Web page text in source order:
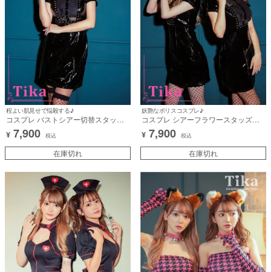
程よい肌見せで悩殺する♪
コスプレ バストシアー切替スタッズ
エナメルレザーポリス [2点セット] (ワ
ンピース/帽子)【ハロウィン】[tk-
hwcc22144a]
¥ 7,900 税込
在庫切れ
妖艶なポリスコスプレ♪
コスプレ シアーフラワースタッズツ
インエナメルポリス [2点セット] (ワン
ピース/帽子)【ハロウィン】[tk-
hwcc22144]
¥ 7,900 税込
在庫切れ